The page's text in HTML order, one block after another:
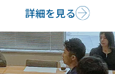
詳細を見る